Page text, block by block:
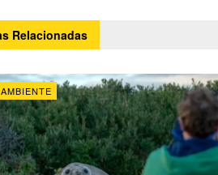
Relacionadas